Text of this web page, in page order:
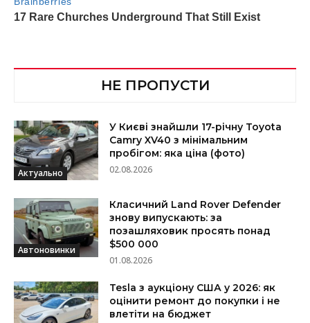
НЕ ПРОПУСТИ
Актуально
У Києві знайшли 17-річну Toyota
Camry XV40 з мінімальним
пробігом: яка ціна (фото)
02.08.2026
Автоновинки
Класичний Land Rover Defender
знову випускають: за
позашляховик просять понад
$500 000
01.08.2026
Tesla з аукціону США у 2026: як
оцінити ремонт до покупки і не
влетіти на бюджет